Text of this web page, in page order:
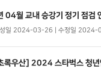
월 교내 승강기 정기 점검
일 2024-03-26 | 수정일 2024-
록우산] 2024 스타벅스 청년